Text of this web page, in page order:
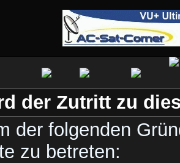
der Zutritt zu
der folgenden
zu betreten: